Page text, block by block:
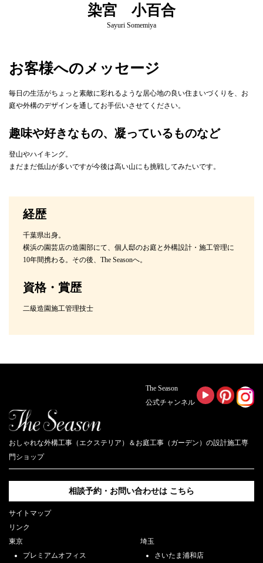
染宮 小百合
Sayuri Somemiya
お客様へのメッセージ
毎日の生活がちょっと素敵に彩れるような居心地の良い住まいづくりを、お
庭や外構のデザインを通してお手伝いさせてください。
趣味や好きなもの、凝っているものなど
登山やハイキング。
まだまだ低山が多いですが今後は高い山にも挑戦してみたいです。
経歴
千葉県出身。
横浜の園芸店の造園部にて、個人邸のお庭と外構設計・施工管理に
10年間携わる。その後、The Seasonへ。
資格・賞歴
二級造園施工管理技士
The Season
公式チャンネル
おしゃれな外構工事（エクステリア）＆お庭工事（ガーデン）の設計施工専
門ショップ
相談予約・お問い合わせは こちら
サイトマップ
リンク
東京
プレミアムオフィス
埼玉
さいたま浦和店